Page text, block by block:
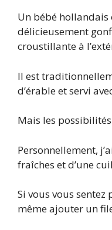
Un bébé hollandais
délicieusement
croustillante à
Il est
d’érable et servi
Mais les
Personnellement,
fraîches et d’une
Si vous vous
même ajouter un